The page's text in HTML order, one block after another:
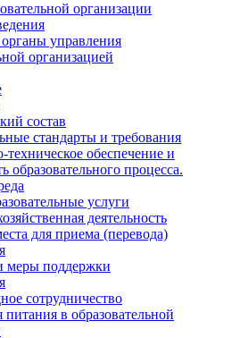
организации
управления
организацией
состав
стандарты и требования
техническое обеспечение и
образовательного процесса.
услуги
деятельность
для приема (перевода)
меры поддержки
сотрудничество
в образовательной